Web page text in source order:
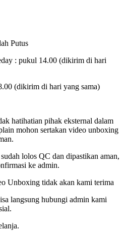
Putus
: pukul 14.00 (dikirim di hari
(dikirim di hari yang sama)
hatihatian pihak eksternal dalam
mohon sertakan video unboxing
lolos QC dan dipastikan aman,
ke admin.
Unboxing tidak akan kami terima
langsung hubungi admin kami